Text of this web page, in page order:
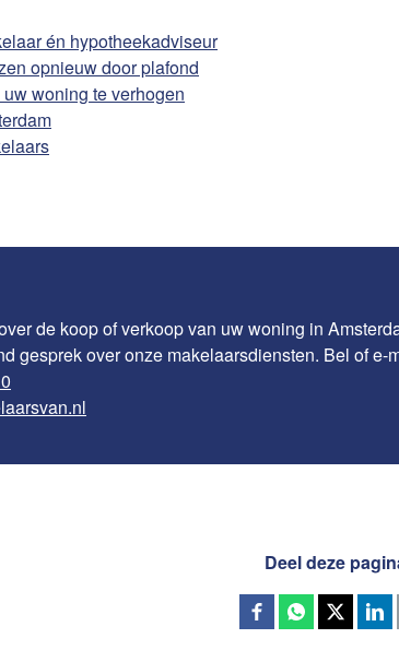
én hypotheekadviseur
opnieuw door plafond
woning te verhogen
de koop of verkoop van uw woning in
gesprek over onze makelaarsdiensten. Bel of e-
Deel deze